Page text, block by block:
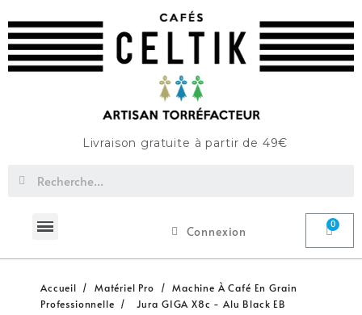
Livraison gratuite à partir de 49€
Connexion
Accueil Matériel Pro
Machine À Café En Grain
Professionnelle
Jura GIGA X8c - Alu Black EB